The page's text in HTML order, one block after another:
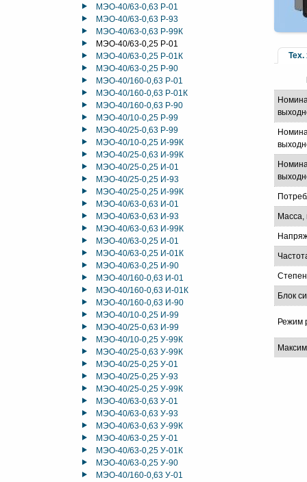
МЭО-40/63-0,63 Р-01
МЭО-40/63-0,63 Р-93
МЭО-40/63-0,63 Р-99К
МЭО-40/63-0,25 Р-01
МЭО-40/63-0,25 Р-01К
МЭО-40/63-0,25 Р-90
МЭО-40/160-0,63 Р-01
МЭО-40/160-0,63 Р-01К
МЭО-40/160-0,63 Р-90
МЭО-40/10-0,25 Р-99
МЭО-40/25-0,63 Р-99
МЭО-40/10-0,25 И-99К
МЭО-40/25-0,63 И-99К
МЭО-40/25-0,25 И-01
МЭО-40/25-0,25 И-93
МЭО-40/25-0,25 И-99К
МЭО-40/63-0,63 И-01
МЭО-40/63-0,63 И-93
МЭО-40/63-0,63 И-99К
МЭО-40/63-0,25 И-01
МЭО-40/63-0,25 И-01К
МЭО-40/63-0,25 И-90
МЭО-40/160-0,63 И-01
МЭО-40/160-0,63 И-01К
МЭО-40/160-0,63 И-90
МЭО-40/10-0,25 И-99
МЭО-40/25-0,63 И-99
МЭО-40/10-0,25 У-99К
МЭО-40/25-0,63 У-99К
МЭО-40/25-0,25 У-01
МЭО-40/25-0,25 У-93
МЭО-40/25-0,25 У-99К
МЭО-40/63-0,63 У-01
МЭО-40/63-0,63 У-93
МЭО-40/63-0,63 У-99К
МЭО-40/63-0,25 У-01
МЭО-40/63-0,25 У-01К
МЭО-40/63-0,25 У-90
МЭО-40/160-0,63 У-01
Тех.
Масса,
Блок
Режим